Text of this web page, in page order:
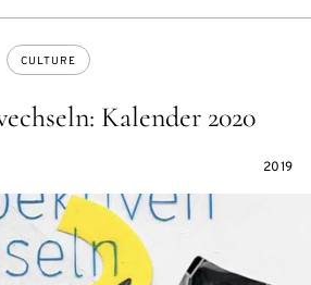
Kalender 2020
CULTURE
2019